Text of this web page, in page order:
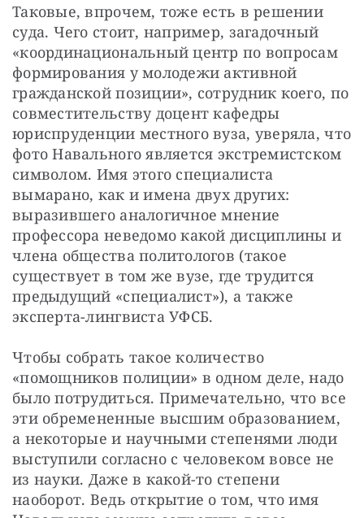
Таковые, впрочем, тоже есть в решении
суда. Чего стоит, например, загадочный
«координациональный центр по вопросам
формирования у молодежи активной
гражданской позиции», сотрудник коего, по
совместительству доцент кафедры
юриспруденции местного вуза, уверяла, что
фото Навального является экстремистском
символом. Имя этого специалиста
вымарано, как и имена двух других:
выразившего аналогичное мнение
профессора неведомо какой дисциплины и
члена общества политологов (такое
существует в том же вузе, где трудится
предыдущий «специалист»), а также
эксперта-лингвиста УФСБ.
Чтобы собрать такое количество
«помощников полиции» в одном деле, надо
было потрудиться. Примечательно, что все
эти обремененные высшим образованием,
а некоторые и научными степенями люди
выступили согласно с человеком вовсе не
из науки. Даже в какой-то степени
наоборот. Ведь открытие о том, что имя